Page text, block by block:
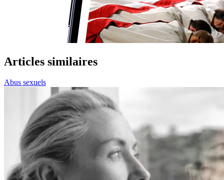
Articles similaires
Abus sexuels